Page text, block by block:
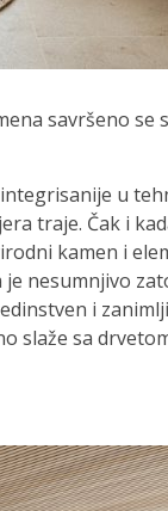
savršeno se
u
traje. Čak i
kamen i
nesumnjivo
i
slaže sa